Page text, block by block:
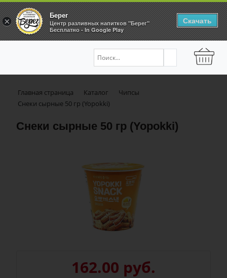
Главная страница Каталог
Чипсы
Снеки сырные 50 гр (Yopokki)
Снеки сырные 50 гр (Yopokki)
162.00 руб.
×
Берег
Центр разливных напитков "Берег"
Бесплатно - In Google Play
Скачать